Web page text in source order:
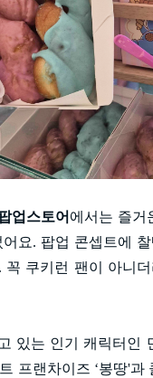
업스토어 에서는 즐거
요. 팝업 콘셉트에
쿠키런 팬이 아니더
있는 인기 캐릭터인
프랜차이즈 ‘봉땅'과